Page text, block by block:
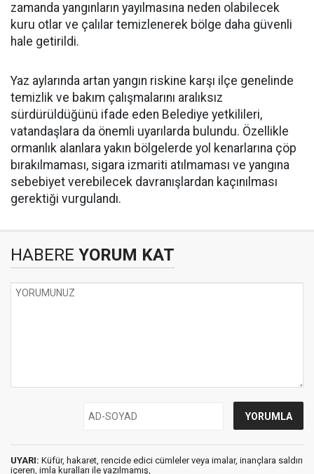
zamanda yangınların yayılmasına neden olabilecek
kuru otlar ve çalılar temizlenerek bölge daha güvenli
hale getirildi.
Yaz aylarında artan yangın riskine karşı ilçe genelinde
temizlik ve bakım çalışmalarını aralıksız
sürdürüldüğünü ifade eden Belediye yetkilileri,
vatandaşlara da önemli uyarılarda bulundu. Özellikle
ormanlık alanlara yakın bölgelerde yol kenarlarına çöp
bırakılmaması, sigara izmariti atılmaması ve yangına
sebebiyet verebilecek davranışlardan kaçınılması
gerektiği vurgulandı.
HABERE YORUM KAT
UYARI: Küfür, hakaret, rencide edici cümleler veya imalar, inançlara saldırı
içeren, imla kuralları ile yazılmamış,